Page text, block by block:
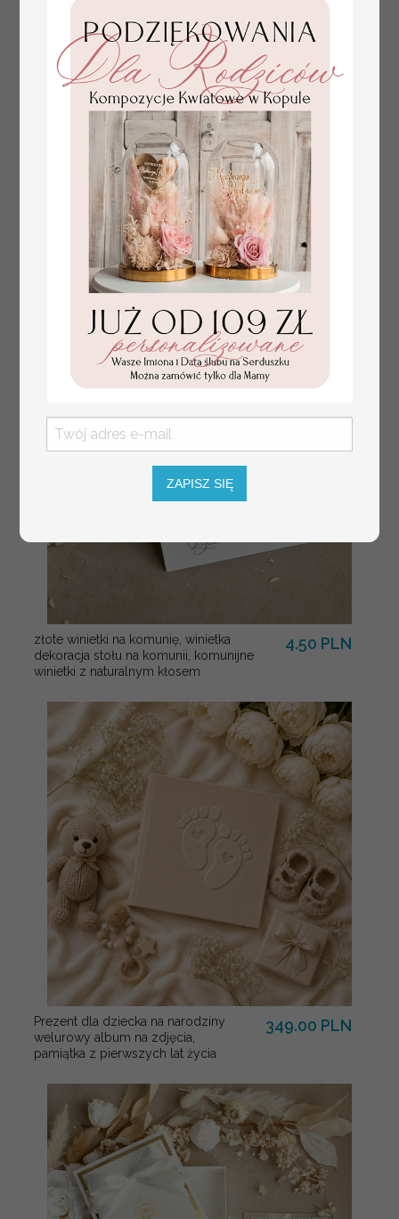
usadzenie gości na
weselu, tablica
informacyjna dla
gości weselnych,
plan stołów na
weselu ze zdjęciem
Pary Młodej, plan
Promocja:
100 PLN/125.00 PLN
złote winietki na komunię, winietka
dekoracja stołu na komunii, komunijne
winietki z naturalnym kłosem
4.50 PLN
Prezent dla dziecka na narodziny
welurowy album na zdjęcia,
pamiątka z pierwszych lat życia
349.00 PLN
ZAPISZ SIĘ